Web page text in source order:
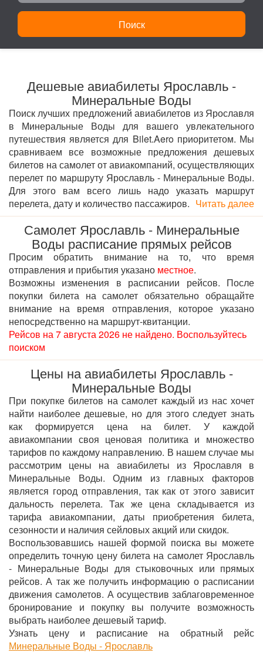
Поиск
Дешевые авиабилеты Ярославль -
Минеральные Воды
Поиск лучших предложений авиабилетов из Ярославля
в Минеральные Воды для вашего увлекательного
путешествия является для Bilet.Aero приоритетом. Мы
сравниваем все возможные предложения дешевых
билетов на самолет от авиакомпаний, осуществляющих
перелет по маршруту Ярославль - Минеральные Воды.
Для этого вам всего лишь надо указать маршрут
перелета, дату и количество пассажиров. Читать далее
Самолет Ярославль - Минеральные
Воды расписание прямых рейсов
Просим обратить внимание на то, что время
отправления и прибытия указано местное.
Возможны изменения в расписании рейсов. После
покупки билета на самолет обязательно обращайте
внимание на время отправления, которое указано
непосредственно на маршрут-квитанции.
Рейсов на 7 августа 2026 не найдено. Воспользуйтесь
поиском
Цены на авиабилеты Ярославль -
Минеральные Воды
При покупке билетов на самолет каждый из нас хочет
найти наиболее дешевые, но для этого следует знать
как формируется цена на билет. У каждой
авиакомпании своя ценовая политика и множество
тарифов по каждому направлению. В нашем случае мы
рассмотрим цены на авиабилеты из Ярославля в
Минеральные Воды. Одним из главных факторов
является город отправления, так как от этого зависит
дальность перелета. Так же цена складывается из
тарифа авиакомпании, даты приобретения билета,
сезонности и наличия сейловых акций или скидок.
Воспользовавшись нашей формой поиска вы можете
определить точную цену билета на самолет Ярославль
- Минеральные Воды для стыковочных или прямых
рейсов. А так же получить информацию о расписании
движения самолетов. А осуществив заблаговременное
бронирование и покупку вы получите возможность
выбрать наиболее дешевый тариф.
Узнать цену и расписание на обратный рейс
Минеральные Воды - Ярославль